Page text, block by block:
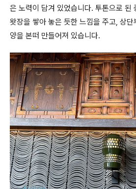
은 노력이 담겨 있었습니다. 투톤으로 된
왓장을 쌓아 놓은 듯한 느낌을 주고, 상
양을 본떠 만들어져 있습니다.